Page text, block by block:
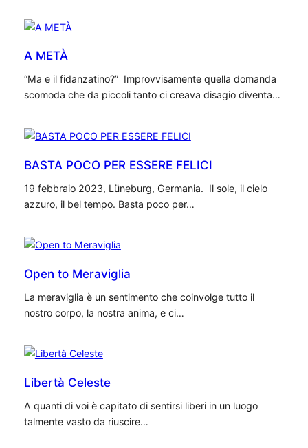
A METÀ
“Ma e il fidanzatino?” Improvvisamente quella domanda
scomoda che da piccoli tanto ci creava disagio diventa…
BASTA POCO PER ESSERE FELICI
19 febbraio 2023, Lüneburg, Germania. Il sole, il cielo
azzuro, il bel tempo. Basta poco per…
Open to Meraviglia
La meraviglia è un sentimento che coinvolge tutto il
nostro corpo, la nostra anima, e ci…
Libertà Celeste
A quanti di voi è capitato di sentirsi liberi in un luogo
talmente vasto da riuscire…